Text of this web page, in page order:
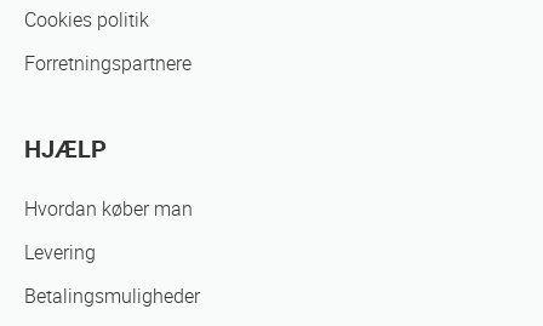
Cookies politik
Forretningspartnere
HJÆLP
Hvordan køber man
Levering
Betalingsmuligheder